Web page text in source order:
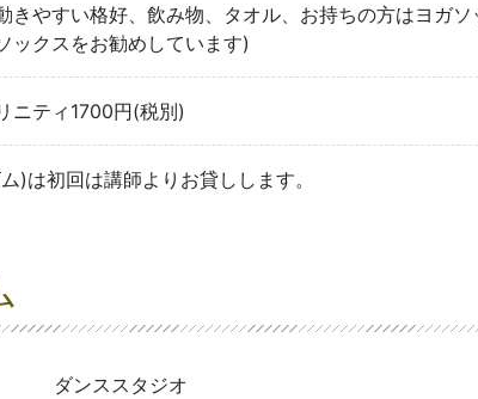
きやすい格好、飲み物、タオル、お持ちの方はヨガ
ックスをお勧めしています)
ニティ1700円(税別)
)は初回は講師よりお貸しします。
ダンススタジオ